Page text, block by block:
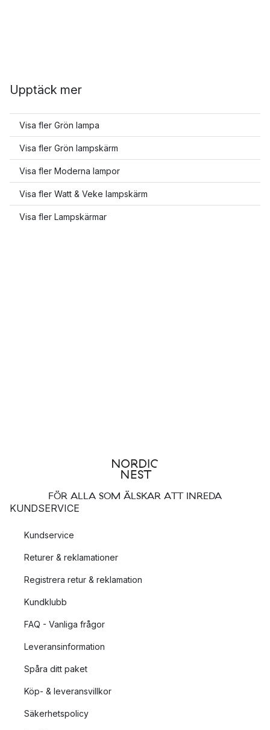
Upptäck mer
Visa fler Grön lampa
Visa fler Grön lampskärm
Visa fler Moderna lampor
Visa fler Watt & Veke lampskärm
Visa fler Lampskärmar
FÖR ALLA SOM ÄLSKAR ATT INREDA
KUNDSERVICE
Kundservice
Returer & reklamationer
Registrera retur & reklamation
Kundklubb
FAQ - Vanliga frågor
Leveransinformation
Spåra ditt paket
Köp- & leveransvillkor
Säkerhetspolicy